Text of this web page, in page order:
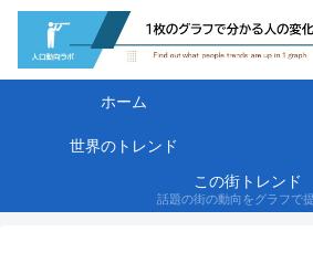
ホーム
世界のトレンド
この街トレンド
話題の街の動向をグラフで提